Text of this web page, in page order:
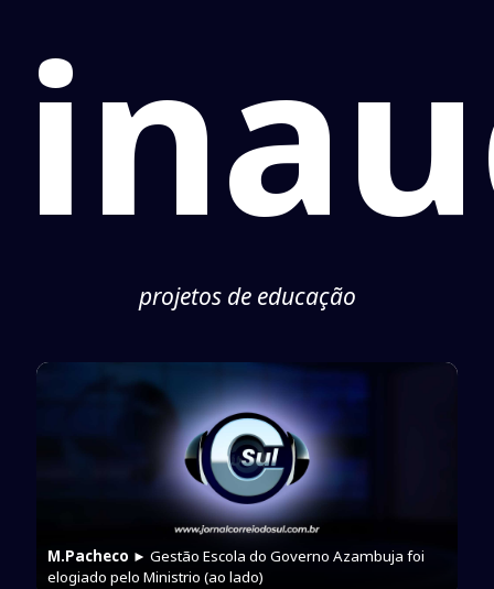
projetos de educação
M.Pacheco ► Gestão Escola do Governo Azambuja foi
elogiado pelo Ministrio (ao lado)